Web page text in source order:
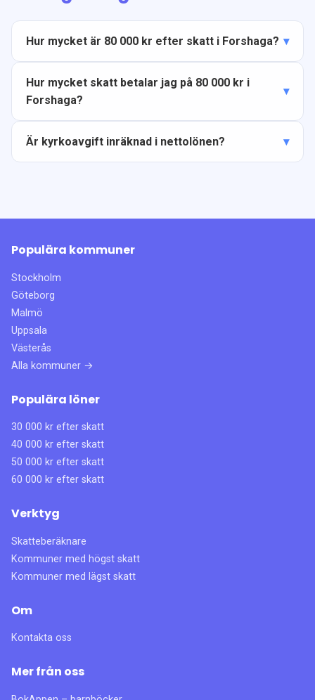
Hur mycket är 80 000 kr efter skatt i Forshaga?
Hur mycket skatt betalar jag på 80 000 kr i
Forshaga?
Är kyrkoavgift inräknad i nettolönen?
Populära kommuner
Stockholm
Göteborg
Malmö
Uppsala
Västerås
Alla kommuner →
Populära löner
30 000 kr efter skatt
40 000 kr efter skatt
50 000 kr efter skatt
60 000 kr efter skatt
Verktyg
Skatteberäknare
Kommuner med högst skatt
Kommuner med lägst skatt
Om
Kontakta oss
Mer från oss